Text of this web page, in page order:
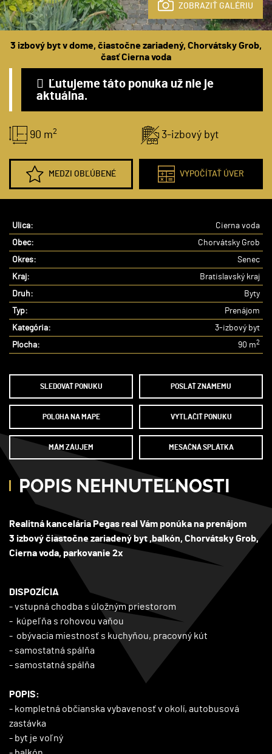
ZOBRAZIŤ GALÉRIU
3 izbový byt v dome, čiastočne zariadený, Chorvátsky Grob,
časť Cierna voda
Ľutujeme táto ponuka už nie je
aktuálna.
90 m2 3-izbový byt
MEDZI OBĽÚBENÉ VYPOČÍTAŤ ÚVER
Ulica:
Cierna voda
Obec:
Chorvátsky Grob
Okres:
Senec
Kraj:
Bratislavský kraj
Druh:
Byty
Typ:
Prenájom
Kategória:
3-izbový byt
Plocha:
90 m2
SLEDOVAŤ PONUKU POSLAŤ ZNÁMEMU
POLOHA NA MAPE VYTLAČIŤ PONUKU
MÁM ZÁUJEM MESAČNÁ SPLÁTKA
POPIS NEHNUTEĽNOSTI
Realitná kancelária Pegas real Vám ponúka na prenájom
3 izbový čiastočne zariadený byt ,balkón, Chorvátsky Grob,
Cierna voda, parkovanie 2x
DISPOZÍCIA
- vstupná chodba s úložným priestorom
- kúpeľňa s rohovou vaňou
- obývacia miestnosť s kuchyňou, pracovný kút
- samostatná spálňa
- samostatná spálňa
POPIS:
- kompletná občianska vybavenosť v okolí, autobusová
zastávka
- byt je voľný